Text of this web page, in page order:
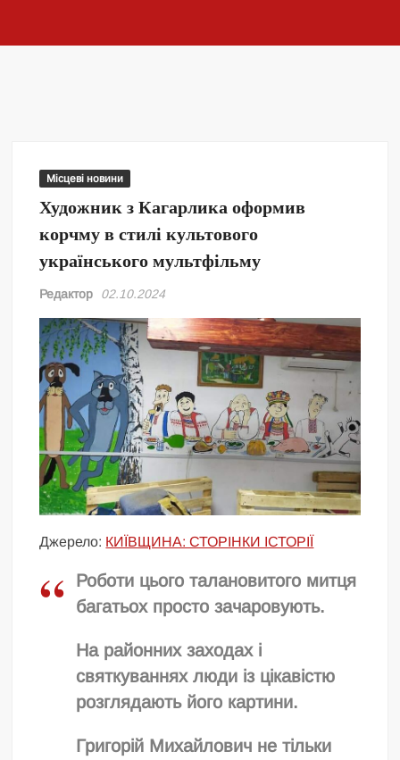
Місцеві новини
Художник з Кагарлика оформив
корчму в стилі культового
українського мультфільму
Редактор 02.10.2024
Джерело: КИЇВЩИНА: СТОРІНКИ ІСТОРІЇ
Роботи цього талановитого митця
багатьох просто зачаровують.
На районних заходах і
святкуваннях люди із цікавістю
розглядають його картини.
Григорій Михайлович не тільки